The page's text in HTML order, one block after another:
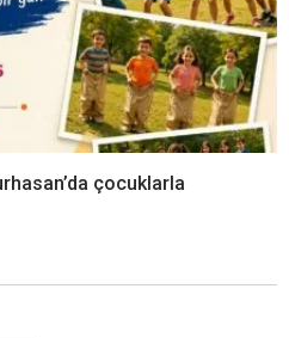
çocuklarla